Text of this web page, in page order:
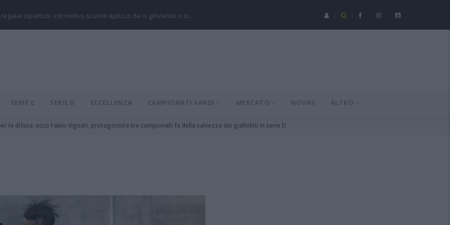
regalai ispantus: est mellus scumiti apitzus de is giòvunus o is… Serie C - Coppa Italia: Spezia-Torres posticipata a domenica 16
SERIE C SERIE D ECCELLENZA CAMPIONATI SARDI MERCATO NOVAS ALTRO
la difesa: ecco Fabio Vignati, protagonista tre campionati fa della salvezza dei gialloblù in serie D